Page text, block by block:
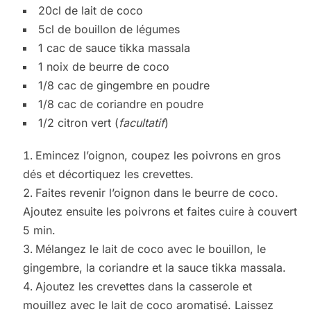
20cl de lait de coco
5cl de bouillon de légumes
1 cac de sauce tikka massala
1 noix de beurre de coco
1/8 cac de gingembre en poudre
1/8 cac de coriandre en poudre
1/2 citron vert (facultatif)
Emincez l’oignon, coupez les poivrons en gros
dés et décortiquez les crevettes.
Faites revenir l’oignon dans le beurre de coco.
Ajoutez ensuite les poivrons et faites cuire à couvert
5 min.
Mélangez le lait de coco avec le bouillon, le
gingembre, la coriandre et la sauce tikka massala.
Ajoutez les crevettes dans la casserole et
mouillez avec le lait de coco aromatisé. Laissez